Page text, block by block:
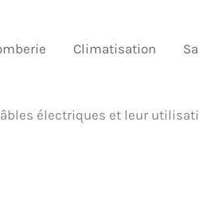
Climatisation
électriques et leur